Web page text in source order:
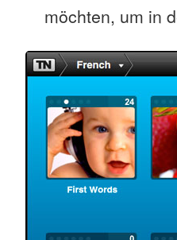
möchten, um in